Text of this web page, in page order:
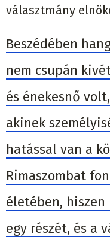
választmány
Beszédében
nem csupán
és énekesnő
akinek
hatással van a
Rimaszombat
életében,
egy részét, és a